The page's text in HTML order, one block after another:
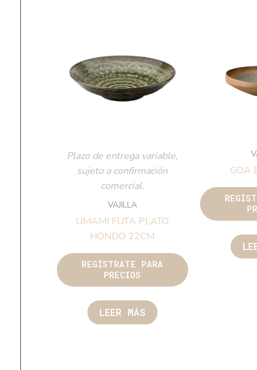
Plazo de entrega variable,
sujeto a confirmación
comercial.
VAJILLA
UMAMI FUTA PLATO
HONDO 22CM
REGÍSTRATE PARA
PRECIOS
LEER MÁS
GOA